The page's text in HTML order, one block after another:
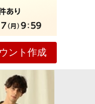
ント作成
ヘルプ